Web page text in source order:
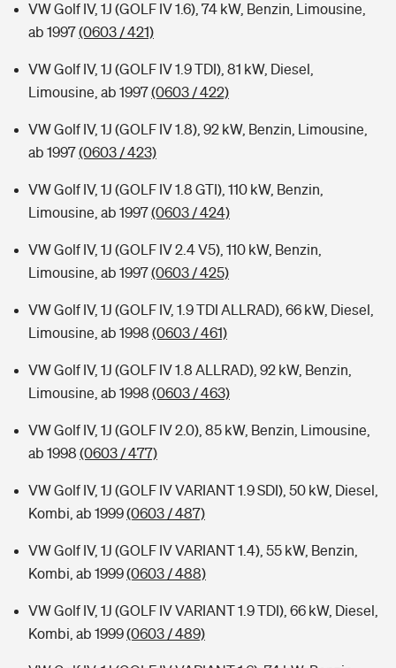
Typklassen: So ist Ihr Auto eingestuft
Sie haben Fragen?
VW Golf IV, 1J (GOLF IV 1.6), 74 kW, Benzin, Limousine,
ab 1997(0603 / 421)
VW Golf IV, 1J (GOLF IV 1.9 TDI), 81 kW, Diesel,
Limousine, ab 1997(0603 / 422)
VW Golf IV, 1J (GOLF IV 1.8), 92 kW, Benzin, Limousine,
ab 1997(0603 / 423)
VW Golf IV, 1J (GOLF IV 1.8 GTI), 110 kW, Benzin,
Limousine, ab 1997(0603 / 424)
VW Golf IV, 1J (GOLF IV 2.4 V5), 110 kW, Benzin,
Limousine, ab 1997(0603 / 425)
VW Golf IV, 1J (GOLF IV, 1.9 TDI ALLRAD), 66 kW, Diesel,
Limousine, ab 1998 (0603 / 461)
VW Golf IV, 1J (GOLF IV 1.8 ALLRAD), 92 kW, Benzin,
Limousine, ab 1998 (0603 / 463)
VW Golf IV, 1J (GOLF IV 2.0), 85 kW, Benzin, Limousine,
ab 1998 (0603 / 477)
VW Golf IV, 1J (GOLF IV VARIANT 1.9 SDI), 50 kW, Diesel,
Kombi, ab 1999(0603 / 487)
VW Golf IV, 1J (GOLF IV VARIANT 1.4), 55 kW, Benzin,
Kombi, ab 1999(0603 / 488)
VW Golf IV, 1J (GOLF IV VARIANT 1.9 TDI), 66 kW, Diesel,
Kombi, ab 1999(0603 / 489)